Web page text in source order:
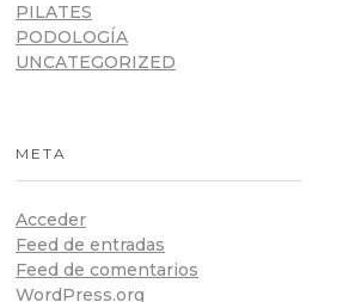
PILATES
PODOLOGÍA
UNCATEGORIZED
META
Acceder
Feed de entradas
Feed de comentarios
WordPress.org